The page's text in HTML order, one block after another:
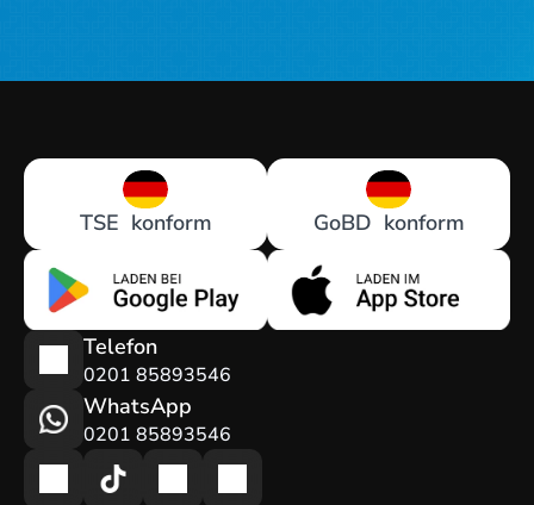
TSE  konform GoBD  konform
Telefon
0201 85893546
WhatsApp
0201 85893546